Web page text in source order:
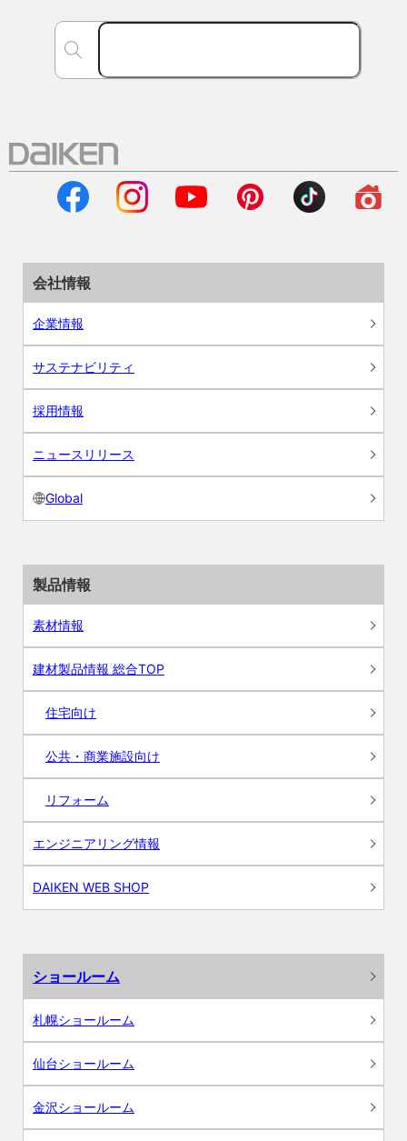
会社情報
企業情報
サステナビリティ
採用情報
ニュースリリース
Global
製品情報
素材情報
建材製品情報 総合TOP
住宅向け
公共・商業施設向け
リフォーム
エンジニアリング情報
DAIKEN WEB SHOP
ショールーム
札幌ショールーム
仙台ショールーム
金沢ショールーム